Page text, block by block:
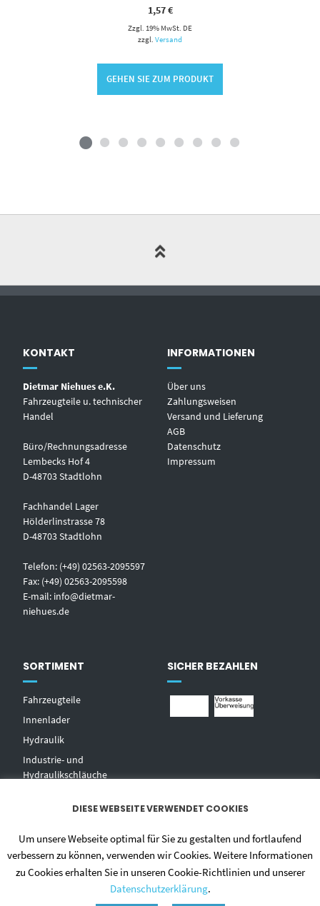
1,57€
Zzgl. 19% MwSt. DE
zzgl.Versand
GEHEN SIE ZUM PRODUKT
KONTAKT
Dietmar Niehues e.K.
Fahrzeugteile u. technischer
Handel
Büro/Rechnungsadresse
Lembecks Hof 4
D-48703 Stadtlohn
Fachhandel Lager
Hölderlinstrasse 78
D-48703 Stadtlohn
Telefon: (+49) 02563-2095597
Fax: (+49) 02563-2095598
E-mail: info@dietmar-
niehues.de
INFORMATIONEN
Über uns
Zahlungsweisen
Versand und Lieferung
AGB
Datenschutz
Impressum
SORTIMENT
Fahrzeugteile
Innenlader
Hydraulik
Industrie- und
Hydraulikschläuche
Zentralschmierungen
Hochdruckwaschgeräte und
SICHER BEZAHLEN
DIESE WEBSEITE VERWENDET COOKIES
Um unsere Webseite optimal für Sie zu gestalten und fortlaufend
verbessern zu können, verwenden wir Cookies. Weitere Informationen
zu Cookies erhalten Sie in unseren Cookie-Richtlinien und unserer
Datenschutzerklärung.